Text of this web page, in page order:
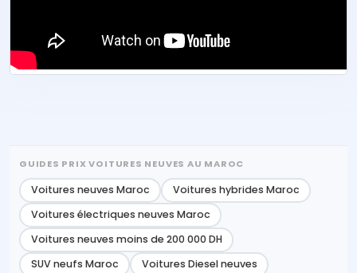
GUIDES PRIX VOITURES NEUVES AU MAROC
Voitures neuves Maroc
Voitures hybrides Maroc
Voitures électriques neuves Maroc
Voitures neuves moins de 200 000 DH
SUV neufs Maroc
Voitures Diesel neuves